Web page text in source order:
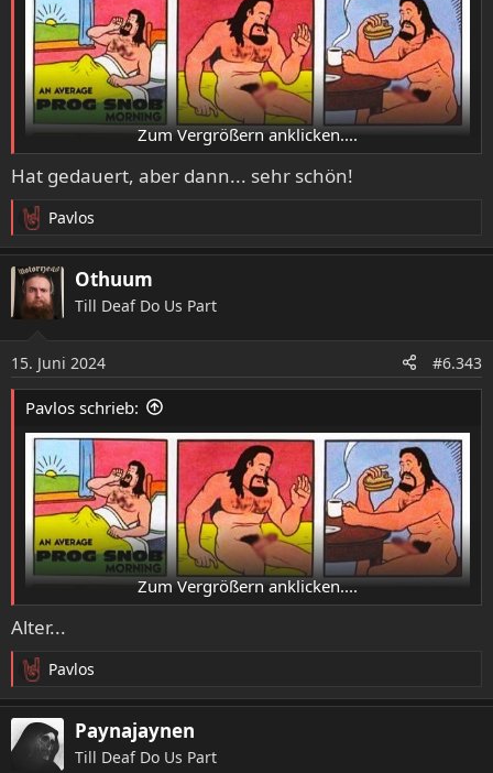
Zum Vergrößern anklicken....
Hat gedauert, aber dann... sehr schön!
R
e
a
k
n
e
n
Pavlos
Othuum
Till Deaf Do Us Part
15. Juni 2024 #6.343
Pavlos schrieb:
Zum Vergrößern anklicken....
Alter...
R
e
a
k
Pavlos
Paynajaynen
Till Deaf Do Us Part